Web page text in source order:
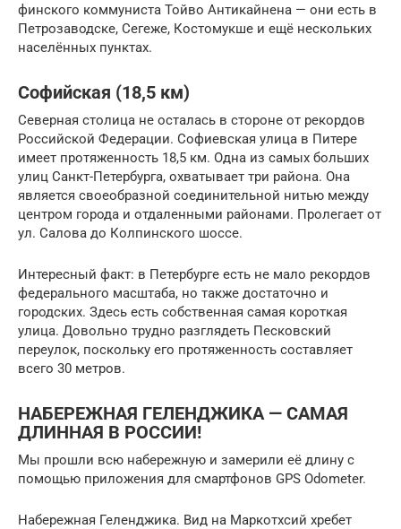
финского коммуниста Тойво Антикайнена — они есть в
Петрозаводске, Сегеже, Костомукше и ещё нескольких
населённых пунктах.
Софийская (18,5 км)
Северная столица не осталась в стороне от рекордов
Российской Федерации. Софиевская улица в Питере
имеет протяженность 18,5 км. Одна из самых больших
улиц Санкт-Петербурга, охватывает три района. Она
является своеобразной соединительной нитью между
центром города и отдаленными районами. Пролегает от
ул. Салова до Колпинского шоссе.
Интересный факт: в Петербурге есть не мало рекордов
федерального масштаба, но также достаточно и
городских. Здесь есть собственная самая короткая
улица. Довольно трудно разглядеть Песковский
переулок, поскольку его протяженность составляет
всего 30 метров.
НАБЕРЕЖНАЯ ГЕЛЕНДЖИКА — САМАЯ
ДЛИННАЯ В РОССИИ!
Мы прошли всю набережную и замерили её длину с
помощью приложения для смартфонов GPS Odometer.
Набережная Геленджика. Вид на Маркотхсий хребет